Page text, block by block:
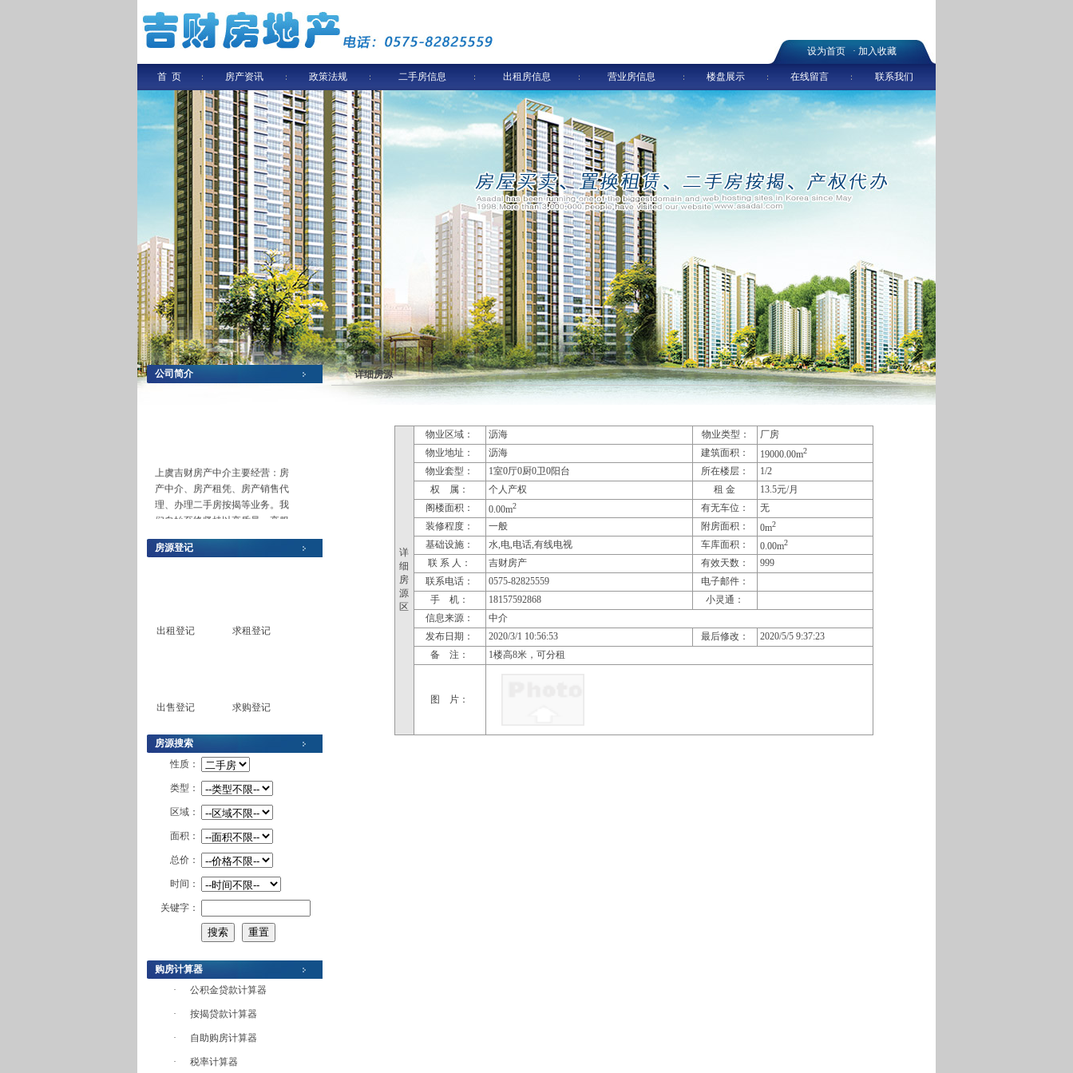
设为首页 · 加入收藏
首 页 房产资讯 政策法规 二手房信息 出租房信息 营业房信息 楼盘展示 在线留言 联系我们
公司简介
上虞吉财房产中介主要经营：房
产中介、房产租凭、房产销售代
理、办理二手房按揭等业务。我
们自始至终坚持以高质量、高服
本、以客户主上为原则，并以最
就是我们最大的追求。
房源登记
出租登记 求租登记
出售登记 求购登记
房源搜索
性质：
类型：
区域：
面积：
总价：
时间：
关键字：
购房计算器
·
公积金贷款计算器
· 按揭贷款计算器
· 自助购房计算器
· 税率计算器
详细房源
详
细
房
源
区
物业区域： 沥海 物业类型：
厂房
物业地址：
沥海 建筑面积： 19000.00m2
物业套型： 1室0厅0厨0卫0阳台 所在楼层：
1/2
权 属：
个人产权 租 金
13.5元/月
阁楼面积：
0.00m2 有无车位：
无
装修程度：
一般 附房面积： 0m2
基础设施： 水,电,电话,有线电视 车库面积： 0.00m2
联 系 人： 吉财房产 有效天数：
999
联系电话：
0575-82825559
电子邮件：
手 机：
18157592868
小灵通：
信息来源：
中介
发布日期：
2020/3/1 10:56:53 最后修改：
2020/5/5 9:37:23
备 注：
1楼高8米，可分租
图 片：